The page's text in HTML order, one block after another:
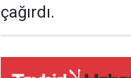
çağırdı.